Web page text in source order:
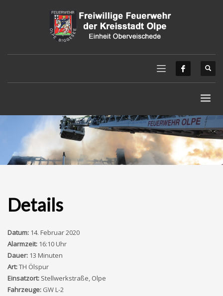
Details
Datum: 14. Februar 2020
Alarmzeit: 16:10 Uhr
Dauer: 13 Minuten
Art:TH Ölspur
Einsatzort: Stellwerkstraße, Olpe
Fahrzeuge: GW L-2